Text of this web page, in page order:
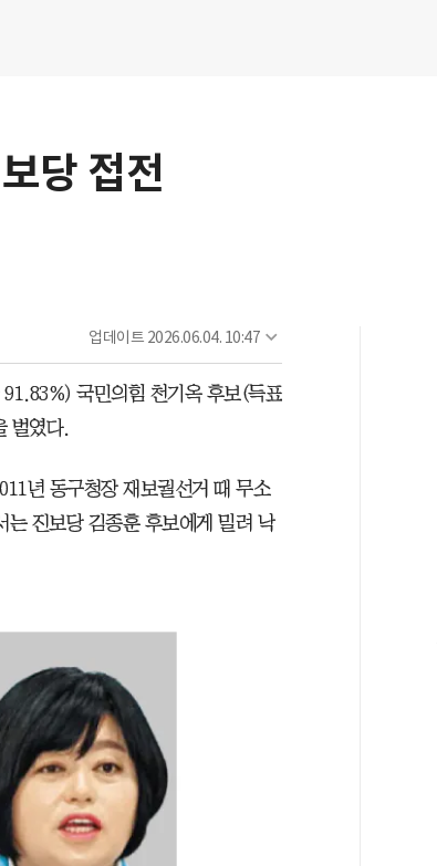
당 접전
업데이트 2026.06.04. 10:47
국민의힘 천기옥 후보(득표
벌였다.
년 동구청장 재보궐선거 때 무소
진보당 김종훈 후보에게 밀려 낙